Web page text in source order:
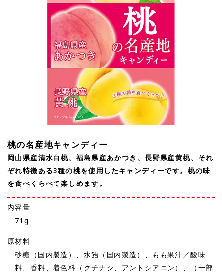
桃の名産地キャンディー
岡山県産清水白桃、福島県産あかつき、長野県産黄桃、それ
ぞれ特徴ある3種の桃を使用したキャンディーです。桃の味
を食べくらべて楽しめます。
内容量
71g
原材料
砂糖（国内製造）、水飴（国内製造）、もも果汁／酸味
料、香料、着色料（クチナシ、アントシアニン）、（一部